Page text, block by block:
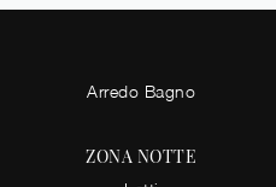
Arredo Bagno
ZONA NOTTE